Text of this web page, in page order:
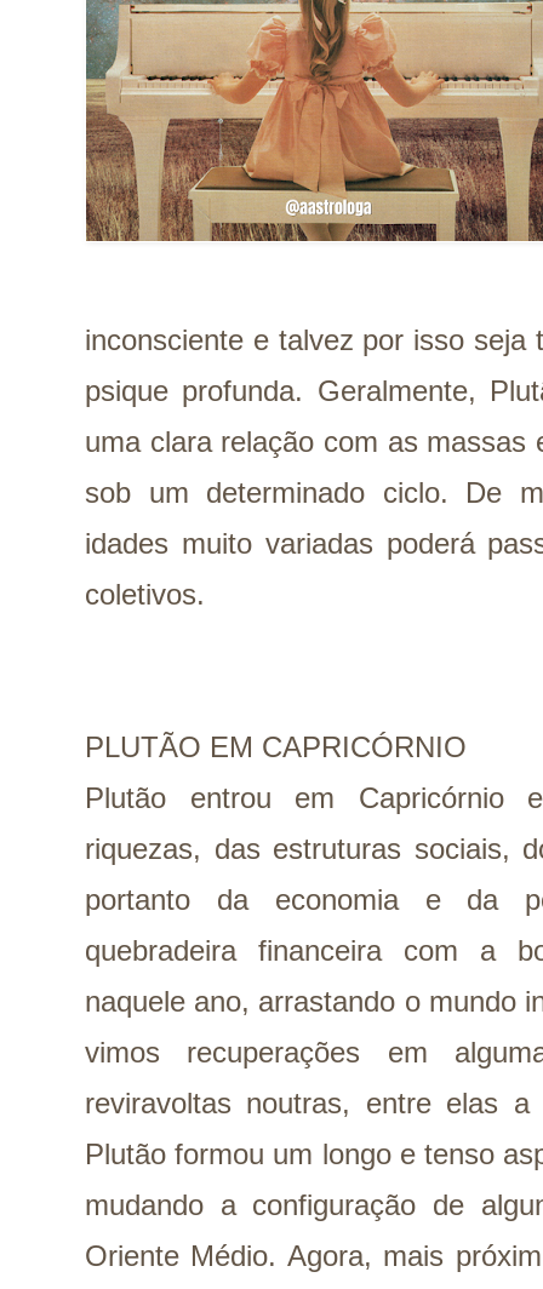
inconsciente e talvez por isso seja
psique profunda. Geralmente,
uma clara relação com as massas
sob um determinado ciclo. De
idades muito variadas poderá
coletivos.
PLUTÃO EM CAPRICÓRNIO
Plutão entrou em Capricórnio
riquezas, das estruturas sociais,
portanto da economia e da
quebradeira financeira com a
naquele ano, arrastando o mundo
vimos recuperações em
reviravoltas noutras, entre elas a
Plutão formou um longo e tenso
mudando a configuração de
Oriente Médio. Agora, mais